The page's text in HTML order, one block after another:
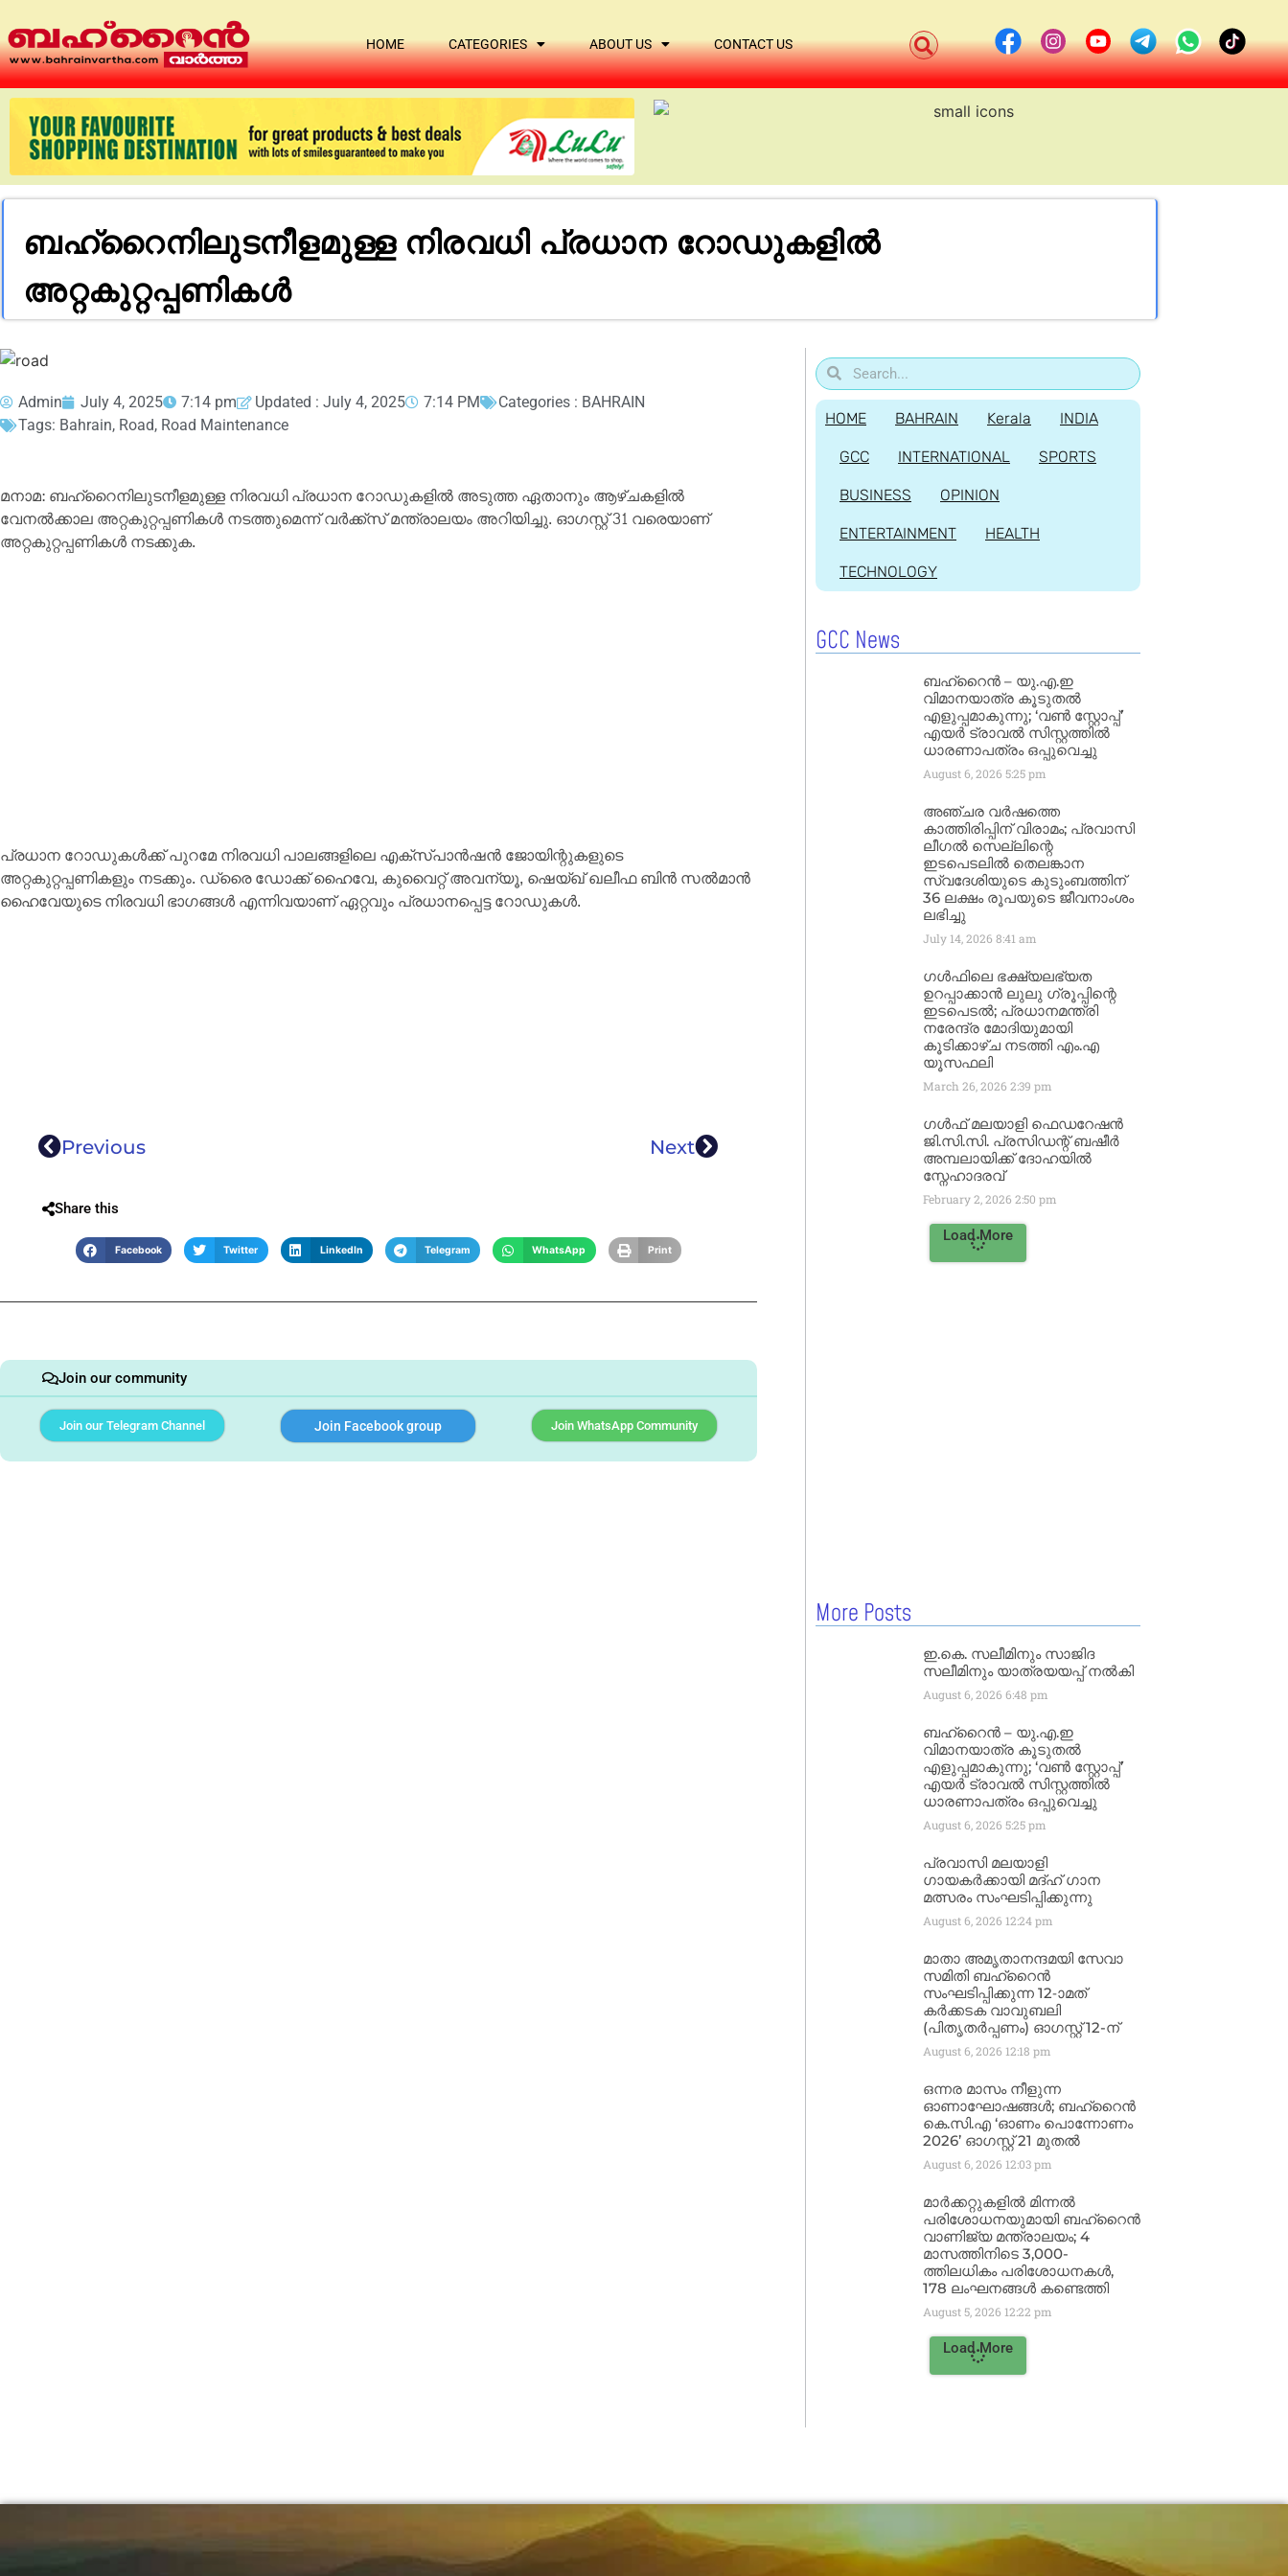
HOME CATEGORIES ABOUT US CONTACT US
ബഹ്റൈനിലുടനീളമുള്ള നിരവധി പ്രധാന റോഡുകളില്‍
അറ്റകുറ്റപ്പണികള്‍
Admin July 4, 2025 7:14 pm Updated : July 4, 2025 7:14 PM Categories : BAHRAIN
Tags: Bahrain, Road, Road Maintenance
മനാമ: ബഹ്റൈനിലുടനീളമുള്ള നിരവധി പ്രധാന റോഡുകളില്‍ അടുത്ത ഏതാനും ആഴ്ചകളില്‍
വേനല്‍ക്കാല അറ്റകുറ്റപ്പണികള്‍ നടത്തുമെന്ന് വര്‍ക്ക്‌സ് മന്ത്രാലയം അറിയിച്ചു. ഓഗസ്റ്റ് 31 വരെയാണ്
അറ്റകുറ്റപ്പണികള്‍ നടക്കുക.
പ്രധാന റോഡുകള്‍ക്ക് പുറമേ നിരവധി പാലങ്ങളിലെ എക്‌സ്പാന്‍ഷന്‍ ജോയിന്റുകളുടെ
അറ്റകുറ്റപ്പണികളും നടക്കും. ഡ്രൈ ഡോക്ക് ഹൈവേ, കുവൈറ്റ് അവന്യൂ, ഷെയ്ഖ് ഖലീഫ ബിന്‍ സല്‍മാന്‍
ഹൈവേയുടെ നിരവധി ഭാഗങ്ങള്‍ എന്നിവയാണ് ഏറ്റവും പ്രധാനപ്പെട്ട റോഡുകള്‍.
Previous Next
Share this
Facebook Twitter LinkedIn Telegram WhatsApp Print
Join our community
Join our Telegram Channel Join Facebook group Join WhatsApp Community
HOME BAHRAIN Kerala INDIA
GCC INTERNATIONAL SPORTS
BUSINESS OPINION
ENTERTAINMENT HEALTH
TECHNOLOGY
GCC News
ബഹ്‌റൈൻ – യു.എ.ഇ
വിമാനയാത്ര കൂടുതൽ
എളുപ്പമാകുന്നു; ‘വൺ സ്റ്റോപ്പ്’
എയർ ട്രാവൽ സിസ്റ്റത്തിൽ
ധാരണാപത്രം ഒപ്പുവെച്ചു
August 6, 2026 5:25 pm
അഞ്ചര വർഷത്തെ
കാത്തിരിപ്പിന് വിരാമം; പ്രവാസി
ലീഗൽ സെല്ലിന്റെ
ഇടപെടലിൽ തെലങ്കാന
സ്വദേശിയുടെ കുടുംബത്തിന്
36 ലക്ഷം രൂപയുടെ ജീവനാംശം
ലഭിച്ചു
July 14, 2026 8:41 am
ഗൾഫിലെ ഭക്ഷ്യലഭ്യത
ഉറപ്പാക്കാൻ ലുലു ഗ്രൂപ്പിന്റെ
ഇടപെടൽ; പ്രധാനമന്ത്രി
നരേന്ദ്ര മോദിയുമായി
കൂടിക്കാഴ്ച നടത്തി എം.എ
യൂസഫലി
March 26, 2026 2:39 pm
ഗൾഫ് മലയാളി ഫെഡറേഷൻ
ജി.സി.സി. പ്രസിഡന്റ് ബഷീർ
അമ്പലായിക്ക് ദോഹയിൽ
സ്നേഹാദരവ്
February 2, 2026 2:50 pm
Load More
More Posts
ഇ.കെ. സലീമിനും സാജിദ
സലീമിനും യാത്രയയപ്പ് നൽകി
August 6, 2026 6:48 pm
ബഹ്‌റൈൻ – യു.എ.ഇ
വിമാനയാത്ര കൂടുതൽ
എളുപ്പമാകുന്നു; ‘വൺ സ്റ്റോപ്പ്’
എയർ ട്രാവൽ സിസ്റ്റത്തിൽ
ധാരണാപത്രം ഒപ്പുവെച്ചു
August 6, 2026 5:25 pm
പ്രവാസി മലയാളി
ഗായകർക്കായി മദ്ഹ് ഗാന
മത്സരം സംഘടിപ്പിക്കുന്നു
August 6, 2026 12:24 pm
മാതാ അമൃതാനന്ദമയി സേവാ
സമിതി ബഹ്‌റൈൻ
സംഘടിപ്പിക്കുന്ന 12-ാമത്
കർക്കടക വാവുബലി
(പിതൃതർപ്പണം) ഓഗസ്റ്റ് 12-ന്
August 6, 2026 12:18 pm
ഒന്നര മാസം നീളുന്ന
ഓണാഘോഷങ്ങൾ; ബഹ്‌റൈൻ
കെ.സി.എ ‘ഓണം പൊന്നോണം
2026’ ഓഗസ്റ്റ് 21 മുതൽ
August 6, 2026 12:03 pm
മാർക്കറ്റുകളിൽ മിന്നൽ
പരിശോധനയുമായി ബഹ്‌റൈൻ
വാണിജ്യ മന്ത്രാലയം; 4
മാസത്തിനിടെ 3,000-
ത്തിലധികം പരിശോധനകൾ,
178 ലംഘനങ്ങൾ കണ്ടെത്തി
August 5, 2026 12:22 pm
Load More